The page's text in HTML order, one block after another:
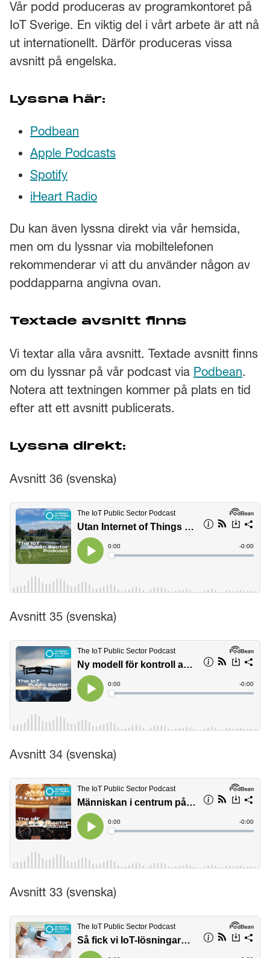
Vår podd produceras av programkontoret på
IoT Sverige. En viktig del i vårt arbete är att nå
ut internationellt. Därför produceras vissa
avsnitt på engelska.
Lyssna här:
Podbean
Apple Podcasts
Spotify
iHeart Radio
Du kan även lyssna direkt via vår hemsida,
men om du lyssnar via mobiltelefonen
rekommenderar vi att du använder någon av
poddapparna angivna ovan.
Textade avsnitt finns
Vi textar alla våra avsnitt. Textade avsnitt finns
om du lyssnar på vår podcast via Podbean.
Notera att textningen kommer på plats en tid
efter att ett avsnitt publicerats.
Lyssna direkt:
Avsnitt 36 (svenska)
Avsnitt 35 (svenska)
Avsnitt 34 (svenska)
Avsnitt 33 (svenska)